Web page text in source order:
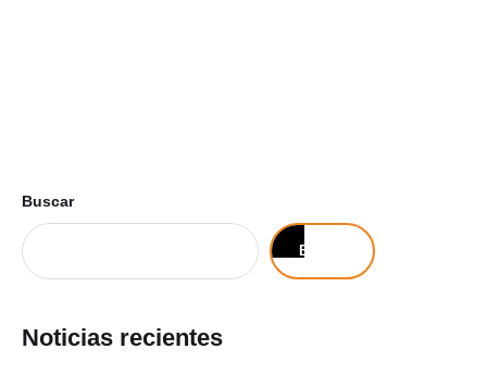
Buscar
Buscar
Noticias recientes